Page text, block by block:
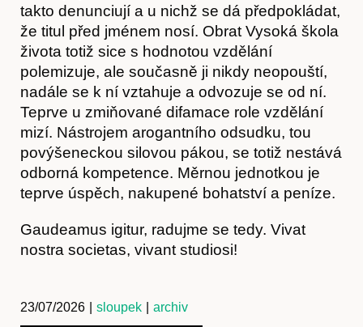
Předplatné
takto denunciují a u nichž se dá předpokládat,
že titul před jménem nosí. Obrat Vysoká škola
života totiž sice s hodnotou vzdělání
polemizuje, ale současně ji nikdy neopouští,
nadále se k ní vztahuje a odvozuje se od ní.
Teprve u zmiňované difamace role vzdělání
mizí. Nástrojem arogantního odsudku, tou
povýšeneckou silovou pákou, se totiž nestává
odborná kompetence. Měrnou jednotkou je
teprve úspěch, nakupené bohatství a peníze.
Gaudeamus igitur, radujme se tedy. Vivat
nostra societas, vivant studiosi!
23/07/2026 sloupek archiv